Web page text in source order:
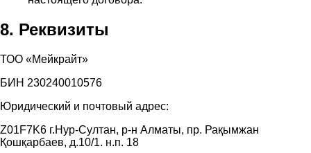
8. Реквизиты
ТОО «Мейкрайт»
БИН 230240010576
Юридический и почтовый адрес:
Z01F7K6 г.Нур-Султан, р-н Алматы, пр. Рақымжан
Қошқарбаев, д.10/1. н.п. 18